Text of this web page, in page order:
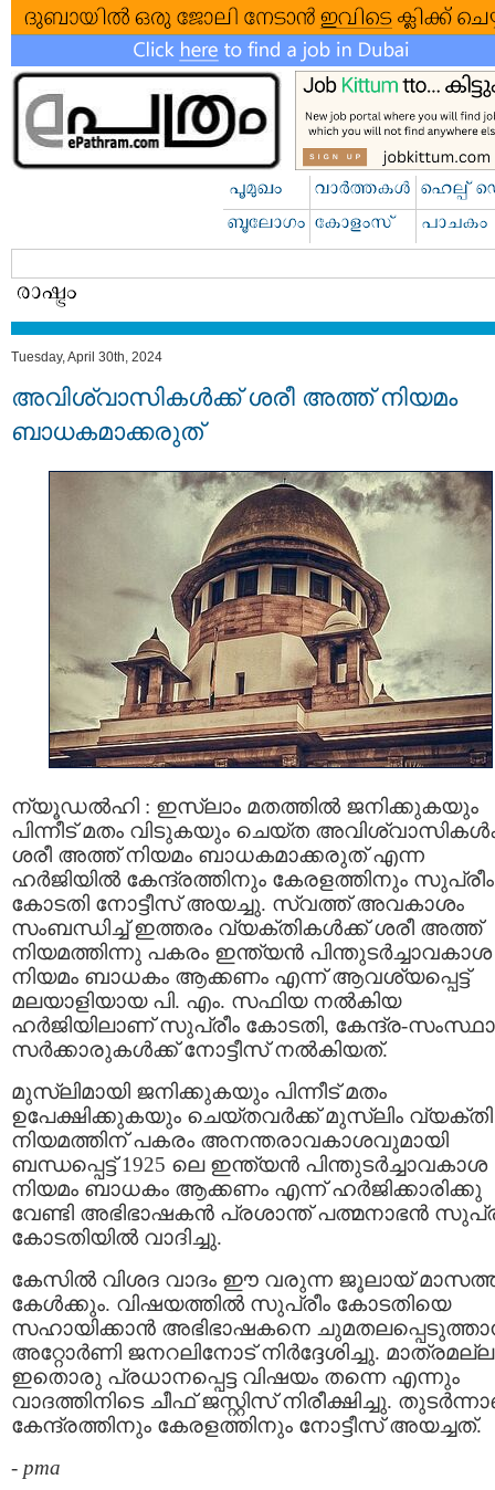
Tuesday, April 30th, 2024
അവിശ്വാസികള്‍ക്ക് ശരീ അത്ത് നിയമം
ബാധകമാക്കരുത്
ന്യൂഡൽഹി : ഇസ്ലാം മതത്തില്‍ ജനിക്കുകയും
പിന്നീട് മതം വിടുകയും ചെയ്ത
ശരീ അത്ത് നിയമം ബാധകമാക്കരുത് എന്ന
ഹര്‍ജിയില്‍ കേന്ദ്രത്തിനും കേരളത്തിനും സുപ്രീം
കോടതി നോട്ടീസ് അയച്ചു. സ്വത്ത് അവകാശം
സംബന്ധിച്ച് ഇത്തരം വ്യക്തികള്‍ക്ക് ശരീ അത്ത്
നിയമത്തിന്നു പകരം ഇന്ത്യന്‍ പിന്തുടര്‍ച്ചാവകാശ
നിയമം ബാധകം ആക്കണം എന്ന് ആവശ്യപ്പെട്ട്
മലയാളിയായ പി. എം. സഫിയ നൽകിയ
ഹർജിയിലാണ് സുപ്രീം കോടതി, കേന്ദ്ര-
സർക്കാരുകൾക്ക് നോട്ടീസ് നൽകിയത്.
മുസ്ലിമായി ജനിക്കുകയും പിന്നീട് മതം
ഉപേക്ഷിക്കുകയും ചെയ്തവര്‍ക്ക് മുസ്ലിം വ്യക്തി
നിയമത്തിന് പകരം അനന്തരാവകാശവുമായി
ബന്ധപ്പെട്ട് 1925 ലെ ഇന്ത്യന്‍ പിന്തുടര്‍ച്ചാവകാശ
നിയമം ബാധകം ആക്കണം എന്ന് ഹർജിക്കാരിക്കു
വേണ്ടി അഭിഭാഷകന്‍ പ്രശാന്ത് പത്മനാഭന്‍
കോടതിയില്‍ വാദിച്ചു.
കേസില്‍ വിശദ വാദം ഈ വരുന്ന ജൂലായ്
കേള്‍ക്കും. വിഷയത്തില്‍ സുപ്രീം കോടതിയെ
സഹായിക്കാന്‍ അഭിഭാഷകനെ
അറ്റോര്‍ണി ജനറലിനോട് നിര്‍ദ്ദേശിച്ചു. മാത്രമല്ല
ഇതൊരു പ്രധാനപ്പെട്ട വിഷയം തന്നെ എന്നും
വാദത്തിനിടെ ചീഫ് ജസ്റ്റിസ് നിരീക്ഷിച്ചു.
കേന്ദ്രത്തിനും കേരളത്തിനും നോട്ടീസ് അയച്ചത്.
- pma